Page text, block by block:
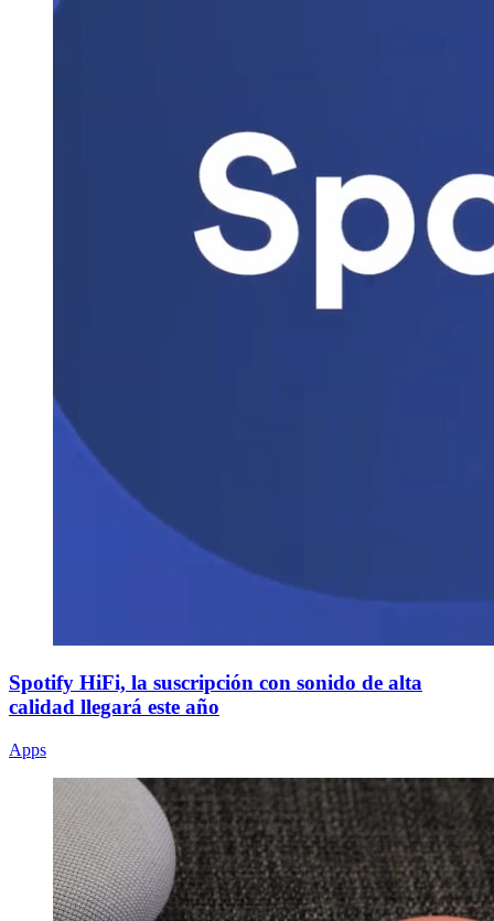
Spotify HiFi, la suscripción con sonido de alta
calidad llegará este año
Apps